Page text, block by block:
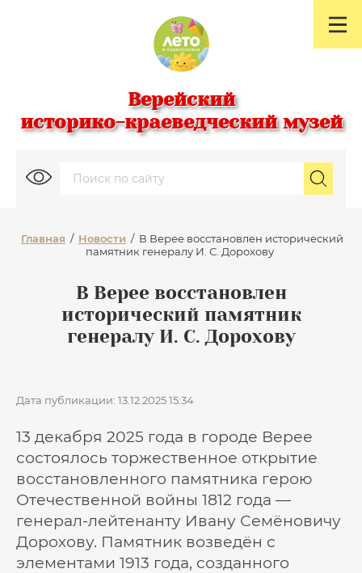
Верейский
историко-краеведческий музей
Главная / Новости / В Верее восстановлен исторический
памятник генералу И. С. Дорохову
В Верее восстановлен
исторический памятник
генералу И. С. Дорохову
Дата публикации: 13.12.2025 15:34
13 декабря 2025 года в городе Верее
состоялось торжественное открытие
восстановленного памятника герою
Отечественной войны 1812 года —
генерал-лейтенанту Ивану Семёновичу
Дорохову. Памятник возведён с
элементами 1913 года, созданного